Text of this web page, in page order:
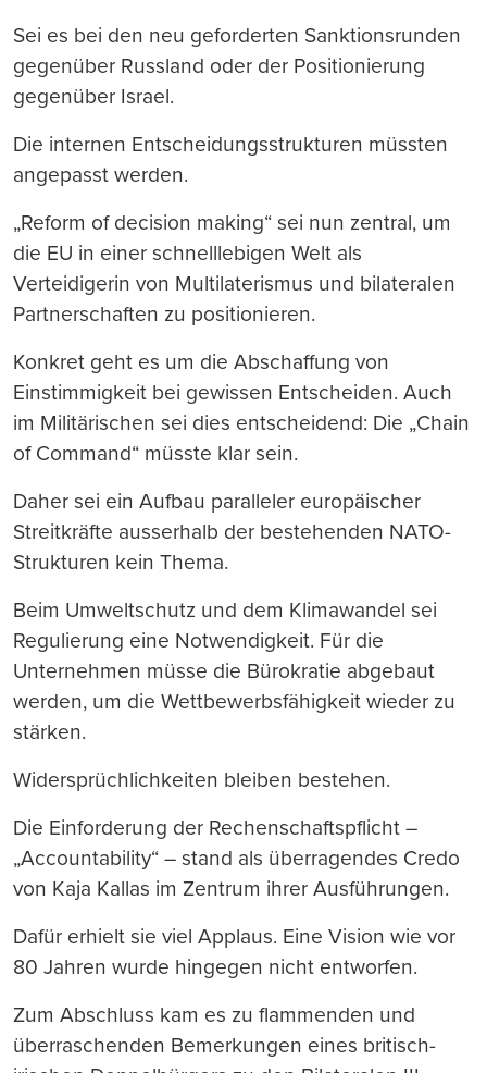
Sei es bei den neu geforderten Sanktionsrunden
gegenüber Russland oder der Positionierung
gegenüber Israel.
Die internen Entscheidungsstrukturen müssten
angepasst werden.
„Reform of decision making“ sei nun zentral, um
die EU in einer schnelllebigen Welt als
Verteidigerin von Multilaterismus und bilateralen
Partnerschaften zu positionieren.
Konkret geht es um die Abschaffung von
Einstimmigkeit bei gewissen Entscheiden. Auch
im Militärischen sei dies entscheidend: Die „Chain
of Command“ müsste klar sein.
Daher sei ein Aufbau paralleler europäischer
Streitkräfte ausserhalb der bestehenden NATO-
Strukturen kein Thema.
Beim Umweltschutz und dem Klimawandel sei
Regulierung eine Notwendigkeit. Für die
Unternehmen müsse die Bürokratie abgebaut
werden, um die Wettbewerbsfähigkeit wieder zu
stärken.
Widersprüchlichkeiten bleiben bestehen.
Die Einforderung der Rechenschaftspflicht –
„Accountability“ – stand als überragendes Credo
von Kaja Kallas im Zentrum ihrer Ausführungen.
Dafür erhielt sie viel Applaus. Eine Vision wie vor
80 Jahren wurde hingegen nicht entworfen.
Zum Abschluss kam es zu flammenden und
überraschenden Bemerkungen eines britisch-